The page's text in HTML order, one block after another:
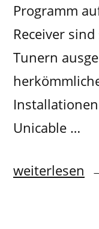
Programm
Receiver
Tunern
Unicable …
weiterlesen